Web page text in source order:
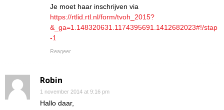
Je moet haar inschrijven via
https://rtlid.rtl.nl/form/tvoh_2015?
&_ga=1.148320631.1174395691.1412682023#!/stap
-1
Reageer
Robin
1 november 2014 at 9:16 pm
Hallo daar,